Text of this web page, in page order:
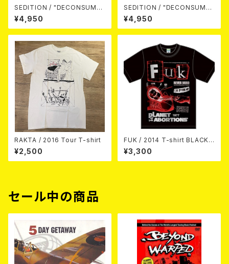
SEDITION / "DECONSUME"
S/S Tee （Red）
¥4,950
SEDITION / "DECONSUME"
S/S Tee （Natural）
¥4,950
RAKTA / 2016 Tour T-shirt
¥2,500
FUK / 2014 T-shirt BLACK/
SILVER/RED
¥3,300
セール中の商品